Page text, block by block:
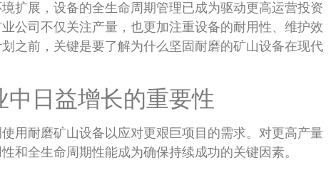
扩展，设备的全生命周期管理已成为驱动更高运营投资
公司不仅关注产量，也更加注重设备的耐用性、维护效
之前，关键是要了解为什么坚固耐磨的矿山设备在现代
日益增长的重要性
用耐磨矿山设备以应对更艰巨项目的需求。对更高产量
和全生命周期性能成为确保持续成功的关键因素。